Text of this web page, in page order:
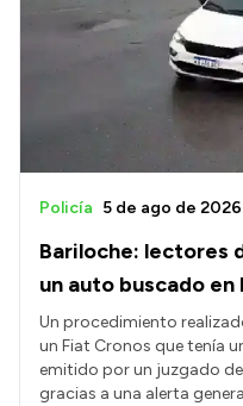
Bariloche: lectores
un auto buscado en
Policía 5 de ago de 2026
Un procedimiento
un Fiat Cronos que tenía
emitido por un juzgado de
gracias a una alerta